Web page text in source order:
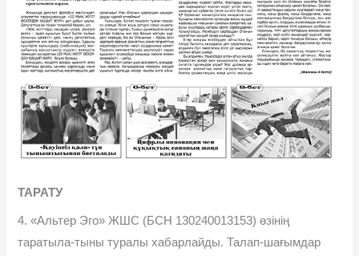
ТАРАТУ
4. «Альтер Эго» ЖШС (БСН 130240013153) өзінің
таратыла-тыны туралы хабарлайды. Талап-шағымдар